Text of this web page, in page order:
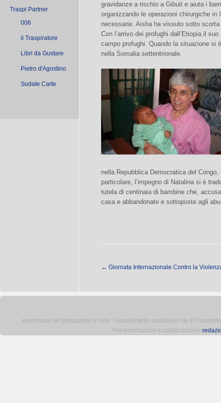
Traspi Partner
006
il Traspiratore
Libri da Gustare
Pietro d'Agostino
Sudate Carte
gravidanze a rischio a Gibuti e aiuta i
organizzando le operazioni chirurgiche
necessarie. Aisha ha vissuto sotto
Con l’arrivo dei profughi dall’Etiopia il
campo profughi. Quando la situazione si
nella Somalia settentrionale.
nella Repubblica Democratica del
particolare, l’impegno di Natalina si è
tutela di centinaia di bambine che,
casa e abbandonate e sottoposte agli
← Giornata Internazionale Contro la
www.traspi.net [magazine on line - supplemento quotidiano de Il
Per informazioni e collaborazioni